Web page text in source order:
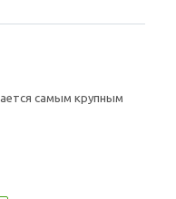
самым крупным